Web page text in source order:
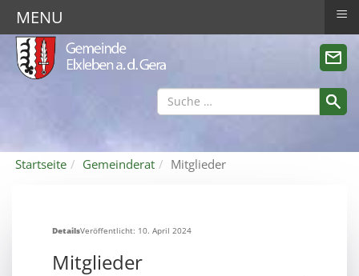
Startseite Gemeinderat Mitglieder
Mitglieder
DetailsVeröffentlicht: 10. April 2024
MENU ≡